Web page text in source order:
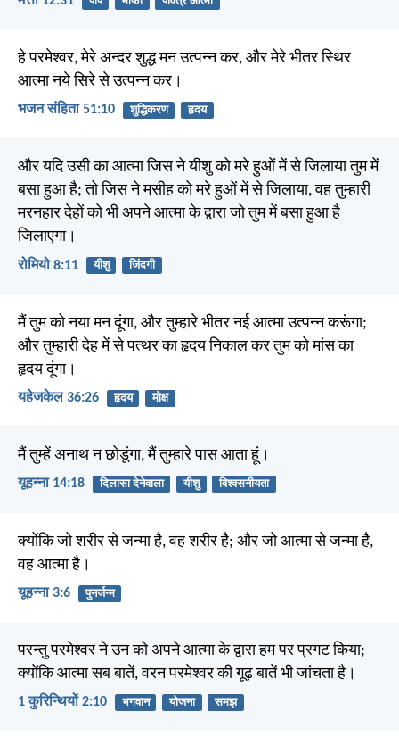
हे परमेश्वर, मेरे अन्दर शुद्ध मन उत्पन्न कर, और मेरे भीतर स्थिर
आत्मा नये सिरे से उत्पन्न कर।
भजन संहिता 51:10 शुद्धिकरण हृदय
और यदि उसी का आत्मा जिस ने यीशु को मरे हुओं में से जिलाया तुम में
बसा हुआ है; तो जिस ने मसीह को मरे हुओं में से जिलाया, वह तुम्हारी
मरनहार देहों को भी अपने आत्मा के द्वारा जो तुम में बसा हुआ है
जिलाएगा।
रोमियो 8:11 यीशु जिंदगी
मैं तुम को नया मन दूंगा, और तुम्हारे भीतर नई आत्मा उत्पन्न करूंगा;
और तुम्हारी देह में से पत्थर का हृदय निकाल कर तुम को मांस का
हृदय दूंगा।
यहेजकेल 36:26 हृदय मोक्ष
मैं तुम्हें अनाथ न छोडूंगा, मैं तुम्हारे पास आता हूं।
यूहन्ना 14:18 दिलासा देनेवाला यीशु विश्वसनीयता
क्योंकि जो शरीर से जन्मा है, वह शरीर है; और जो आत्मा से जन्मा है,
वह आत्मा है।
यूहन्ना 3:6 पुनर्जन्म
परन्तु परमेश्वर ने उन को अपने आत्मा के द्वारा हम पर प्रगट किया;
क्योंकि आत्मा सब बातें, वरन परमेश्वर की गूढ़ बातें भी जांचता है।
1 कुरिन्थियों 2:10 भगवान योजना समझ